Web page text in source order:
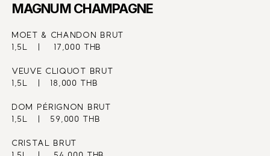
MAGNUM CHAMPAGNE
MOET & CHANDON BRUT
1,5L   |    17,000 THB
VEUVE CLIQUOT BRUT
1,5L   |   18,000 THB
DOM PÉRIGNON BRUT
1,5L   |   59,000 THB
CRISTAL BRUT